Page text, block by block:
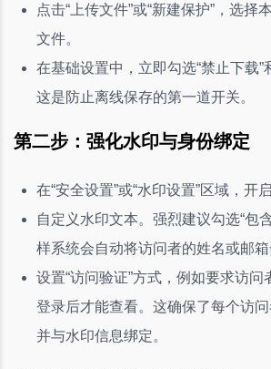
点击“上传文件”或“新建保护”，选择
文件。
在基础设置中，立即勾选“禁止下载”
这是防止离线保存的第一道开关。
第二步：强化水印与身份绑定
在“安全设置”或“水印设置”区域，开
自定义水印文本。强烈建议勾选“包
样系统会自动将访问者的姓名或邮箱
设置“访问验证”方式，例如要求访
登录后才能查看。这确保了每个访问
并与水印信息绑定。